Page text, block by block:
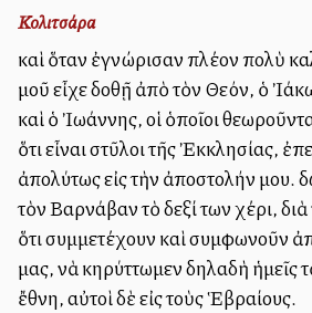
Κολιτσάρα
καὶ ὅταν ἐγνώρισαν πλέον πολὺ
μοῦ εἶχε δοθῇ ἀπὸ τὸν Θεόν, ὁ
καὶ ὁ Ἰωάννης, οἱ ὁποῖοι
ὅτι εἶναι στῦλοι τῆς Ἐκκλησίας,
ἀπολύτως εἰς τὴν ἀποστολήν μου.
τὸν Βαρνάβαν τὸ δεξί των χέρι,
ὅτι συμμετέχουν καὶ συμφωνοῦν
μας, νὰ κηρύττωμεν δηλαδὴ ἡμεῖς
ἔθνη, αὐτοὶ δὲ εἰς τοὺς Ἑβραίους.